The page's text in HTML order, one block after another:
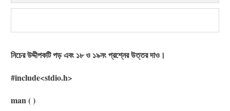
নিচের উদ্দীপকটি পড় এবং ১৮ ও ১৯নং প্রশ্নের উত্তর দাও।
#include<stdio.h>
man ( )